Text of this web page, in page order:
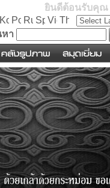
ยินดีต้อนรับคุณ
า